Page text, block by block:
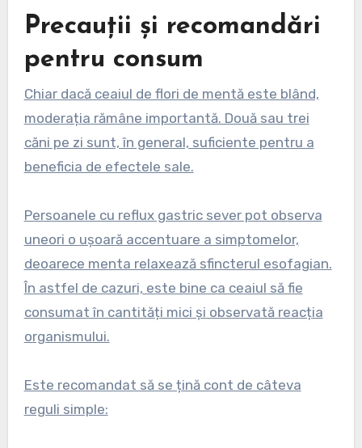
Precauții și recomandări
pentru consum
Chiar dacă ceaiul de flori de mentă este blând,
moderația rămâne importantă. Două sau trei
căni pe zi sunt, în general, suficiente pentru a
beneficia de efectele sale.
Persoanele cu reflux gastric sever pot observa
uneori o ușoară accentuare a simptomelor,
deoarece menta relaxează sfincterul esofagian.
În astfel de cazuri, este bine ca ceaiul să fie
consumat în cantități mici și observată reacția
organismului.
Este recomandat să se țină cont de câteva
reguli simple: